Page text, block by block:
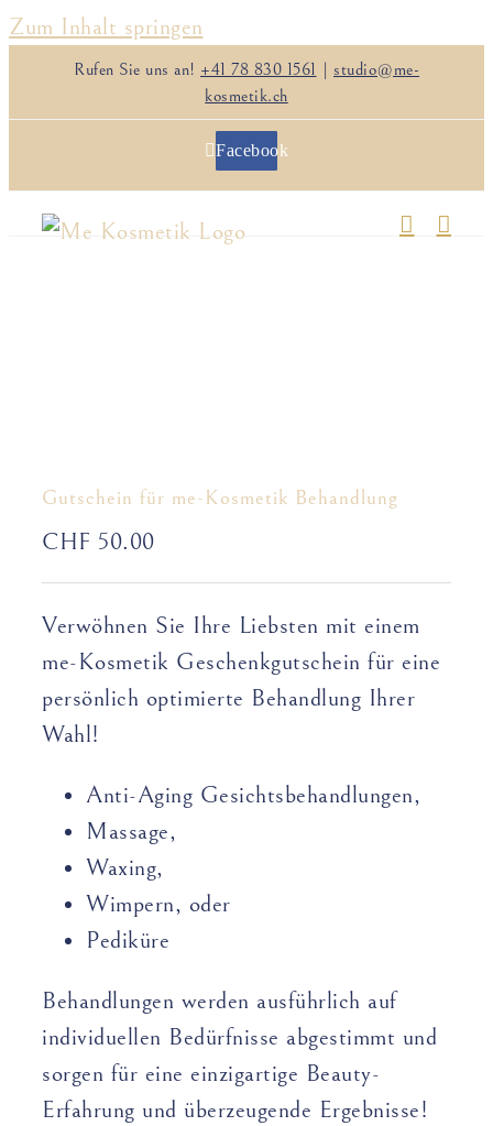
Zum Inhalt springen
Rufen Sie uns an! +41 78 830 1561 | studio@me-
kosmetik.ch
Facebook
Gutschein für me-Kosmetik Behandlung
CHF 50.00
Verwöhnen Sie Ihre Liebsten mit einem
me-Kosmetik Geschenkgutschein für eine
persönlich optimierte Behandlung Ihrer
Wahl!
Anti-Aging Gesichts­­­­behand­­lungen,
Massage,
Waxing,
Wimpern, oder
Pediküre
Behandlungen werden ausführlich auf
individuellen Bedürfnisse abgestimmt und
sorgen für eine einzigartige Beauty-
Erfahrung und überzeugende Ergebnisse!